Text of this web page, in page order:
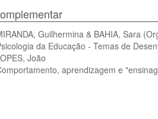
Guilhermina & BAHIA, Sara
da Educação - Temas de
João
aprendizagem e